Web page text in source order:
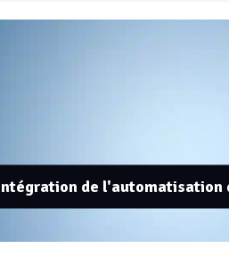
de l'automatisation